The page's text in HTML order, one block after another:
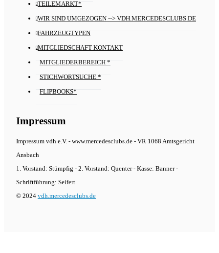
TEILEMARKT*
WIR SIND UMGEZOGEN --> VDH.MERCEDESCLUBS.DE
FAHRZEUGTYPEN
MITGLIEDSCHAFT KONTAKT
MITGLIEDERBEREICH *
STICHWORTSUCHE *
FLIPBOOKS*
Impressum
Impressum vdh e.V. - www.mercedesclubs.de - VR 1068 Amtsgericht
Ansbach
1. Vorstand: Stümpfig - 2. Vorstand: Quenter - Kasse: Banner -
Schriftführung: Seifert
© 2024 vdh.mercedesclubs.de